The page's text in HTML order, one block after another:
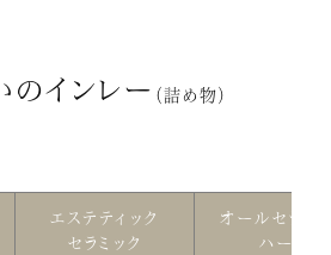
のインレー （詰め物）
エステティック
セラミック
オールセラミ
ハード